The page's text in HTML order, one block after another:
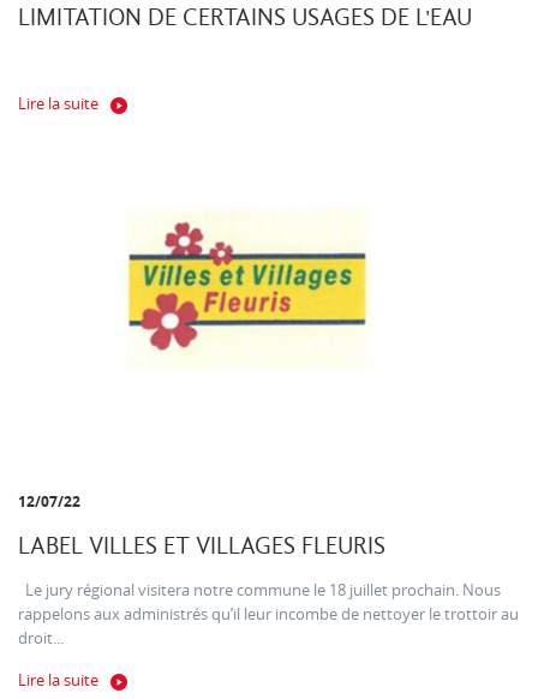
LIMITATION DE CERTAINS USAGES DE L'EAU
Lire la suite
12/07/22
LABEL VILLES ET VILLAGES FLEURIS
Le jury régional visitera notre commune le 18 juillet prochain. Nous
rappelons aux administrés qu’il leur incombe de nettoyer le trottoir au
droit...
Lire la suite